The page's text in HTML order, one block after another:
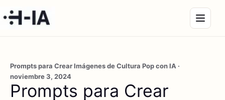
Prompts para Crear Imágenes de Cultura Pop con IA ·
noviembre 3, 2024
Prompts para Crear